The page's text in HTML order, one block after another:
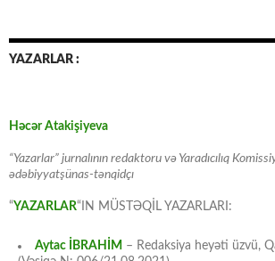
YAZARLAR :
Həcər Atakişiyeva
“Yazarlar” jurnalının redaktoru və Yaradıcılıq
ədəbiyyatşünas-tənqidçı
“YAZARLAR“IN MÜSTƏQİL YAZARLARI:
Aytac İBRAHİM – Redaksiya heyəti üzvü,